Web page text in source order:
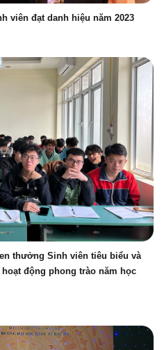
viên đạt danh hiệu năm 2023
thưởng Sinh viên tiêu biểu và
động phong trào năm học